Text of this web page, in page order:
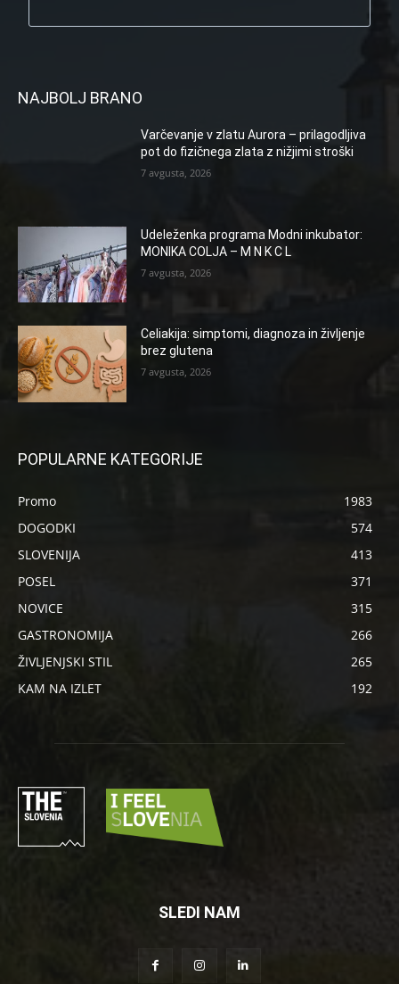
NAJBOLJ BRANO
Varčevanje v zlatu Aurora – prilagodljiva
pot do fizičnega zlata z nižjimi stroški
7 avgusta, 2026
Udeleženka programa Modni inkubator:
MONIKA COLJA – M N K C L
7 avgusta, 2026
Celiakija: simptomi, diagnoza in življenje
brez glutena
7 avgusta, 2026
POPULARNE KATEGORIJE
Promo
1983
DOGODKI
574
SLOVENIJA
413
POSEL
371
NOVICE
315
GASTRONOMIJA
266
ŽIVLJENJSKI STIL
265
KAM NA IZLET
192
SLEDI NAM